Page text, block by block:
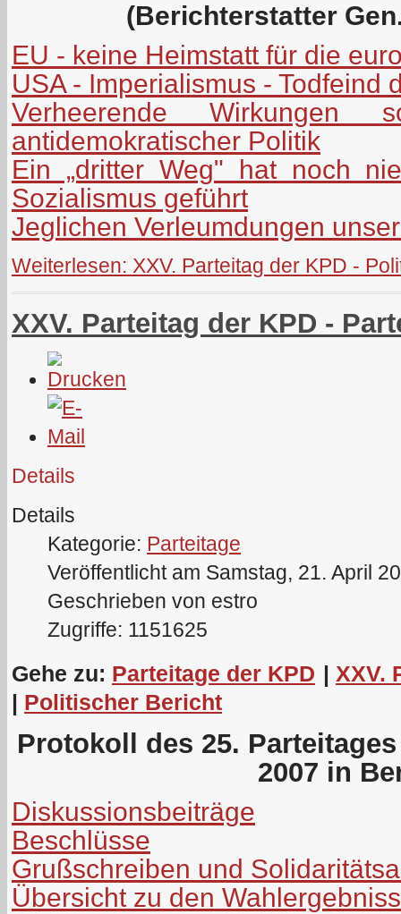
(Berichterstatter
EU - keine Heimstatt für die
USA - Imperialismus - Todfeind
Verheerende Wirkungen
antidemokratischer Politik
Ein „dritter Weg" hat noch
Sozialismus geführt
Jeglichen Verleumdungen
Weiterlesen: XXV. Parteitag der KPD -
XXV. Parteitag der KPD -
Details
Details
Kategorie: Parteitage
Veröffentlicht am Samstag, 21. April
Geschrieben von estro
Zugriffe: 1151625
Gehe zu: Parteitage der KPD | XXV.
| Politischer Bericht
Protokoll des 25.
2007 in
Diskussionsbeiträge
Beschlüsse
Grußschreiben und
Übersicht zu den